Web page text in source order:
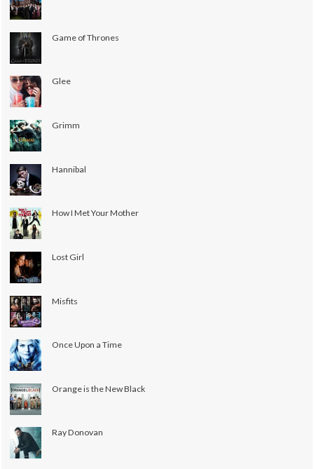
Game of Thrones
Glee
Grimm
Hannibal
How I Met Your Mother
Lost Girl
Misfits
Once Upon a Time
Orange is the New Black
Ray Donovan